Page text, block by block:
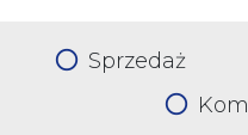
Sprzedaż